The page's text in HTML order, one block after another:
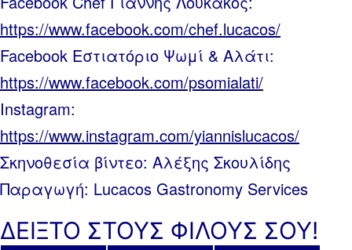
https://www.facebook.com/chef.lucacos/
Facebook Εστιατόριο Ψωμί & Αλάτι:
https://www.facebook.com/psomialati/
Instagram:
https://www.instagram.com/yiannislucacos/
Σκηνοθεσία βίντεο: Αλέξης Σκουλίδης
Παραγωγή: Lucacos Gastronomy Services
ΔΕΙΞΤΟ ΣΤΟΥΣ ΦΙΛΟΥΣ ΣΟΥ!